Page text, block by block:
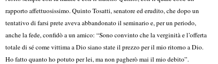
rapporto affettuosissimo. Quinto Tosatti, senatore ed erudito, che dopo un
tentativo di farsi prete aveva abbandonato il seminario e, per un periodo,
anche la fede, confidò a un amico: “Sono convinto che la verginità e l’offerta
totale di sé come vittima a Dio siano state il prezzo per il mio ritorno a Dio.
Ho fatto quanto ho potuto per lei, ma non pagherò mai il mio debito”.